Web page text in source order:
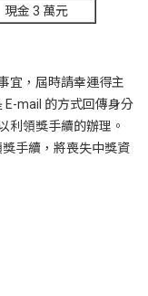
現金 3 萬元
宜，屆時請幸運得主
E-mail 的方式回傳身分
利領獎手續的辦理。
手續，將喪失中獎資